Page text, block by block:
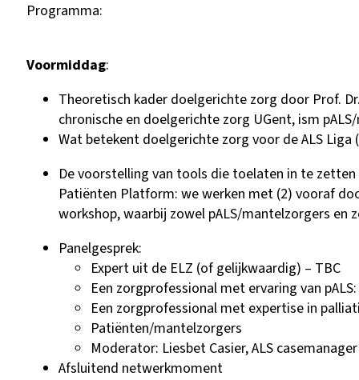
Programma:
Voormiddag:
Theoretisch kader doelgerichte zorg door Prof.
chronische en doelgerichte zorg UGent, ism
Wat betekent doelgerichte zorg voor de ALS
De voorstelling van tools die toelaten in te zetten
Patiënten Platform: we werken met (2) vooraf
workshop, waarbij zowel pALS/mantelzorgers en
Panelgesprek:
Expert uit de ELZ (of gelijkwaardig) – TBC
Een zorgprofessional met ervaring van
Een zorgprofessional met expertise in
Patiënten/mantelzorgers
Moderator: Liesbet Casier, ALS casemanager
Afsluitend netwerkmoment